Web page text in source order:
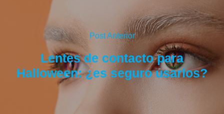
Post Anterior
Lentes de contacto para
Halloween: ¿es seguro usarlos?